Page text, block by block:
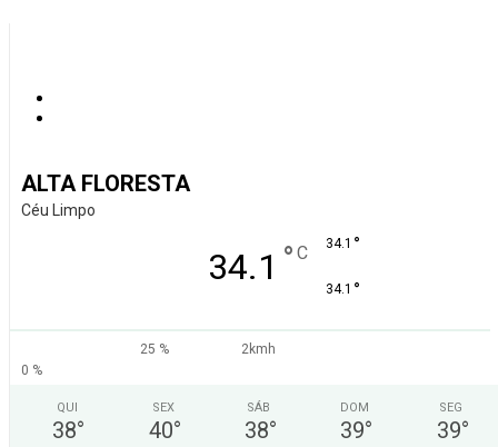
ALTA FLORESTA
Céu Limpo
34.1 ° C 34.1 °
34.1 °
25 %
2kmh
0 %
QUI
38°
SEX
40°
SÁB
38°
DOM
39°
SEG
39°